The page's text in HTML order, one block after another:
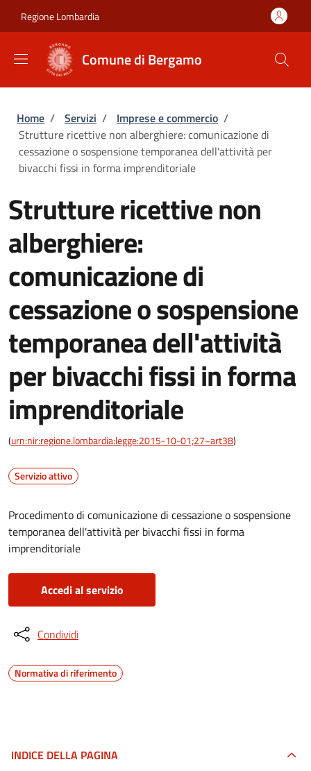
Regione Lombardia
Comune di Bergamo
Briciole di pane
Home / Servizi / Imprese e commercio /
Strutture ricettive non alberghiere: comunicazione di
cessazione o sospensione temporanea dell'attività per
bivacchi fissi in forma imprenditoriale
Strutture ricettive non
alberghiere:
comunicazione di
cessazione o sospensione
temporanea dell'attività
per bivacchi fissi in forma
imprenditoriale
(urn:nir:regione.lombardia:legge:2015-10-01;27~art38)
Servizio attivo
Procedimento di comunicazione di cessazione o sospensione
temporanea dell'attività per bivacchi fissi in forma
imprenditoriale
Accedi al servizio
Condividi
Normativa di riferimento
INDICE DELLA PAGINA